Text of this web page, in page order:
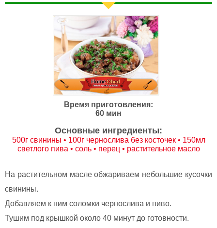
Время приготовления:
60 мин
Основные ингредиенты:
500г свинины • 100г чернослива без косточек • 150мл
светлого пива • соль • перец • растительное масло
На растительном масле обжариваем небольшие кусочки
свинины.
Добавляем к ним соломки чернослива и пиво.
Тушим под крышкой около 40 минут до готовности.